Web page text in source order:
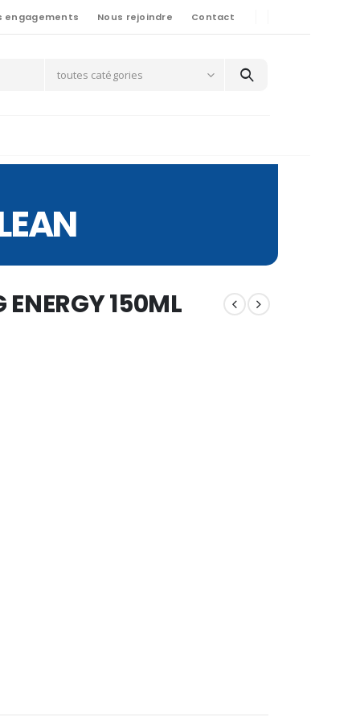
engagements Nous rejoindre Contact
toutes catégories
150ML